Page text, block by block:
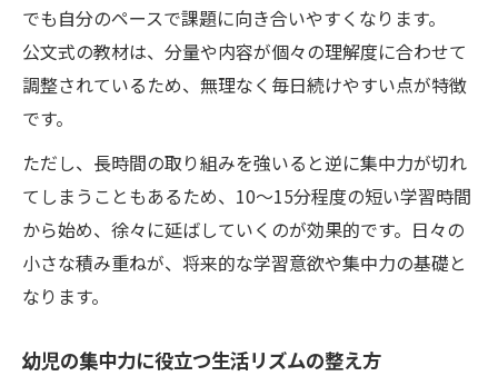
でも自分のペースで課題に向き合いやすくなります。
公文式の教材は、分量や内容が個々の理解度に合わせて
調整されているため、無理なく毎日続けやすい点が特徴
です。
ただし、長時間の取り組みを強いると逆に集中力が切れ
てしまうこともあるため、10〜15分程度の短い学習時間
から始め、徐々に延ばしていくのが効果的です。日々の
小さな積み重ねが、将来的な学習意欲や集中力の基礎と
なります。
幼児の集中力に役立つ生活リズムの整え方